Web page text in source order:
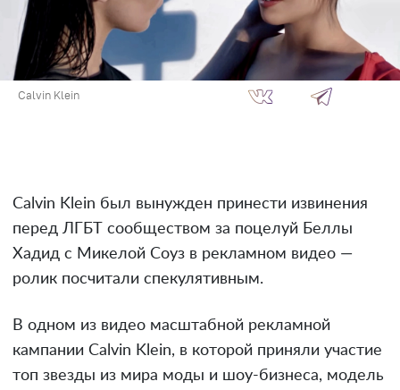
Calvin Klein
Calvin Klein был вынужден принести извинения
перед ЛГБТ сообществом за поцелуй Беллы
Хадид с Микелой Соуз в рекламном видео —
ролик посчитали спекулятивным.
В одном из видео масштабной рекламной
кампании Calvin Klein, в которой приняли участие
топ звезды из мира моды и шоу-бизнеса, модель